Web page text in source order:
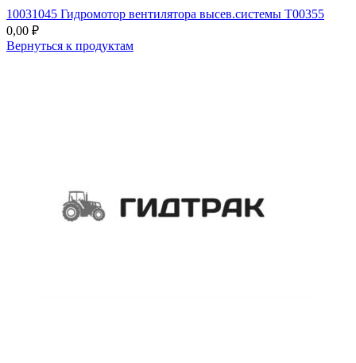
10031045 Гидромотор вентилятора высев.системы T00355
0,00 ₽
Вернуться к продуктам